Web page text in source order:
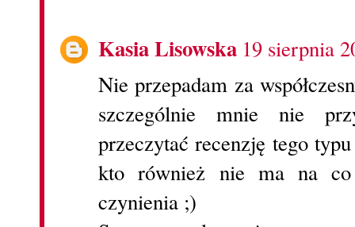
Kasia Lisowska 19 sierpnia
Nie przepadam za
szczególnie mnie nie
przeczytać recenzję tego
kto również nie ma na
czynienia ;)